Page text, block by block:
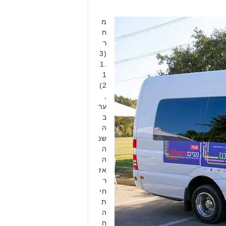
מ
ח
ר
(3
1.
1
2)
ער
ב
ה
שנ
ה
ה
אז
ר
חי
ת
ה
ח